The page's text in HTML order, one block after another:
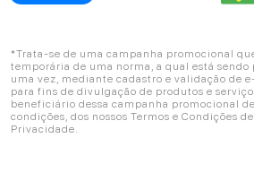
*Trata-se de uma campanha promocional
temporária de uma norma, a qual está sendo
uma vez, mediante cadastro e validação de
para fins de divulgação de produtos e
beneficiário dessa campanha promocional
condições, dos nossos Termos e Condições
Privacidade.